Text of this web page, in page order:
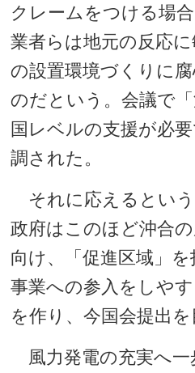
クレームをつける場
業者らは地元の反応
の設置環境づくりに
のだという。会議で
国レベルの支援が必
調された。
それに応えるという
政府はこのほど沖合
向け、「促進区域」
事業への参入をしや
を作り、今国会提出を
風力発電の充実へ一